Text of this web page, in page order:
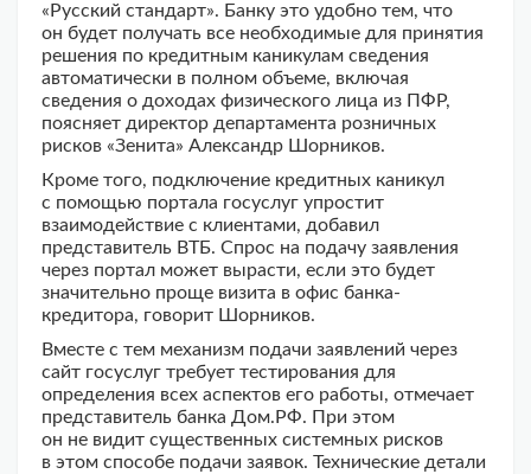
«Русский стандарт». Банку это удобно тем, что
он будет получать все необходимые для принятия
решения по кредитным каникулам сведения
автоматически в полном объеме, включая
сведения о доходах физического лица из ПФР,
поясняет директор департамента розничных
рисков «Зенита» Александр Шорников.
Кроме того, подключение кредитных каникул
с помощью портала госуслуг упростит
взаимодействие с клиентами, добавил
представитель ВТБ. Спрос на подачу заявления
через портал может вырасти, если это будет
значительно проще визита в офис банка-
кредитора, говорит Шорников.
Вместе с тем механизм подачи заявлений через
сайт госуслуг требует тестирования для
определения всех аспектов его работы, отмечает
представитель банка Дом.РФ. При этом
он не видит существенных системных рисков
в этом способе подачи заявок. Технические детали